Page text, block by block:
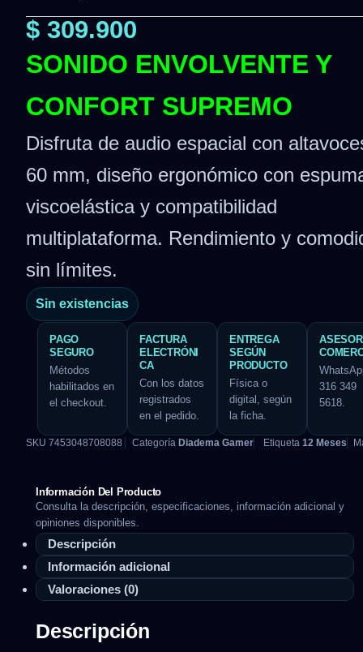
$ 309.900
SONIDO ENVOLVENTE Y
CONFORT SUPREMO
Disfruta de audio espacial con
60 mm, diseño ergonómico con
viscoelástica y compatibilidad
multiplataforma. Rendimiento y
sin límites.
Sin existencias
PAGO
SEGURO
Métodos
habilitados en
el checkout.
FACTURA
ELECTRÓNI
CA
Con los datos
registrados
en el pedido.
ENTREGA
SEGÚN
PRODUCTO
Física o
digital, según
la ficha.
316 349
5618.
SKU 7453048708088 Categoría Diadema Gamer Etiqueta 12 Meses
Información Del Producto
Consulta la descripción, especificaciones, información adicional y
opiniones disponibles.
Descripción
Información adicional
Valoraciones (0)
Descripción